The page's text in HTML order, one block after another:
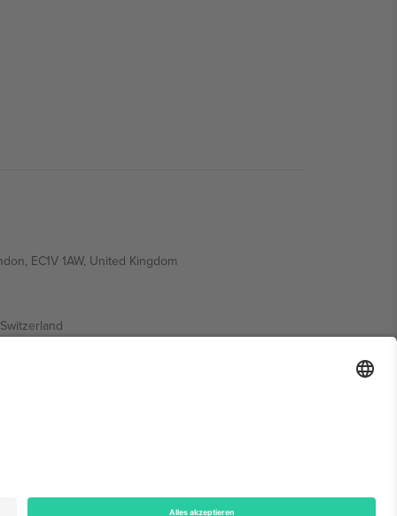
EC1V 1AW, United Kingdom